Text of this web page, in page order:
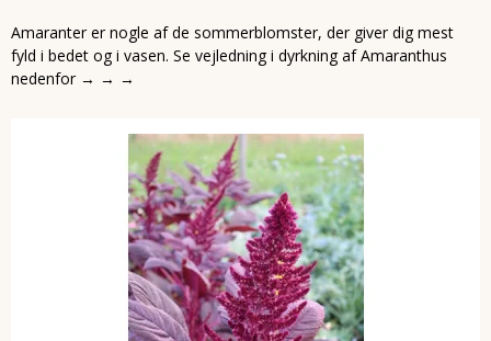
Amaranter er nogle af de sommerblomster, der giver dig mest
fyld i bedet og i vasen. Se vejledning i dyrkning af Amaranthus
nedenfor → → →